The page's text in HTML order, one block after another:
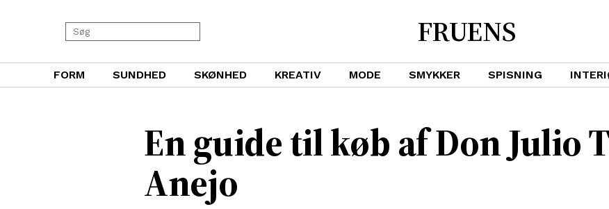
FRUENS
FORM SUNDHED SKØNHED KREATIV MODE SMYKKER SPISNING
En guide til køb af Don Julio
Anejo